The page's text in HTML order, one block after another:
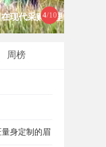
4/10
管理
周榜
身定制的眉